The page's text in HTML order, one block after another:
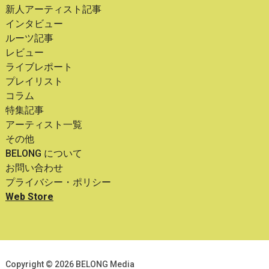
新人アーティスト記事
インタビュー
ルーツ記事
レビュー
ライブレポート
プレイリスト
コラム
特集記事
アーティスト一覧
その他
BELONG について
お問い合わせ
プライバシー・ポリシー
Web Store
Copyright © 2026 BELONG Media